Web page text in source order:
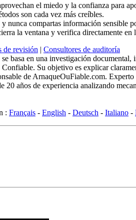
el miedo y la confianza para
son cada vez más creíbles.
nunca compartas información sensible
la ventana y verifica directamente
de revisión | Consultores de auditoría
basa en una investigación
Su objetivo es explicar
de ArnaqueOuFiable.com.
años de experiencia analizando
: Français - English - Deutsch - Italiano -